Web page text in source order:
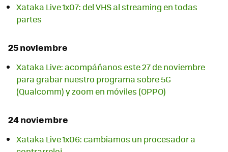
Xataka Live 1x07: del VHS al streaming en todas
partes
25 noviembre
Xataka Live: acompáñanos este 27 de noviembre
para grabar nuestro programa sobre 5G
(Qualcomm) y zoom en móviles (OPPO)
24 noviembre
Xataka Live 1x06: cambiamos un procesador a